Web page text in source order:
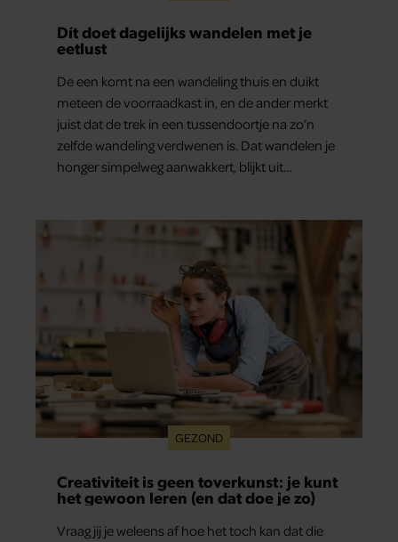
Dít doet dagelijks wandelen met je
eetlust
De een komt na een wandeling thuis en duikt
meteen de voorraadkast in, en de ander merkt
juist dat de trek in een tussendoortje na zo’n
zelfde wandeling verdwenen is. Dat wandelen je
honger simpelweg aanwakkert, blijkt uit
GEZOND
Creativiteit is geen toverkunst: je kunt
het gewoon leren (en dat doe je zo)
Vraag jij je weleens af hoe het toch kan dat die